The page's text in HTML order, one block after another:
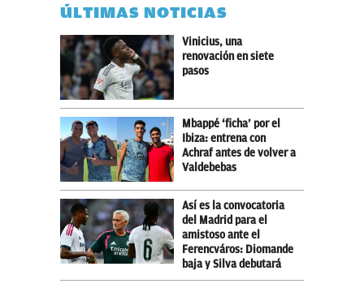
ÚLTIMAS NOTICIAS
Vinicius, una
renovación en siete
pasos
Mbappé ‘ficha’ por el
Ibiza: entrena con
Achraf antes de volver a
Valdebebas
Así es la convocatoria
del Madrid para el
amistoso ante el
Ferencváros: Diomande
baja y Silva debutará